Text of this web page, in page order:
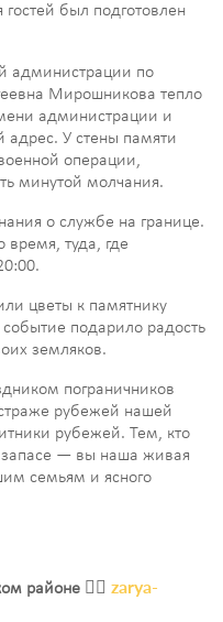
был подготовлен
администрации по
Мирошникова тепло
администрации и
адрес. У стены памяти
операции,
минутой молчания.
о службе на границе.
время, туда, где
цветы к памятнику
подарило радость
земляков.
пограничников
страже рубежей нашей
рубежей. Тем, кто
запасе — вы наша живая
семьям и ясного
районе 👉🏻 zarya-